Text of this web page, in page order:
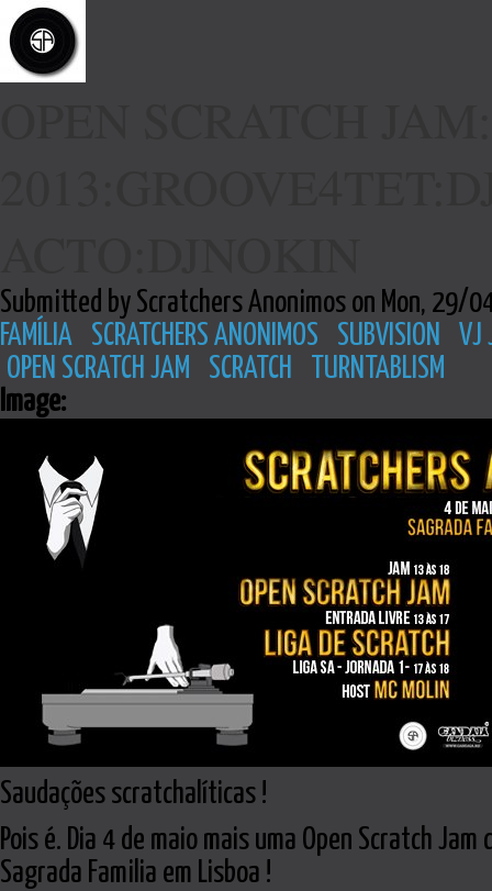
Submitted by Scratchers Anonimos on Mon, 29/
FAMÍLIA
SCRATCHERS ANONIMOS SUBVISION
VJ
OPEN SCRATCH JAM
SCRATCH
TURNTABLISM
Image:
Saudações scratchalíticas !
Pois é. Dia 4 de maio mais uma Open Scratch
Sagrada Familia em Lisboa !